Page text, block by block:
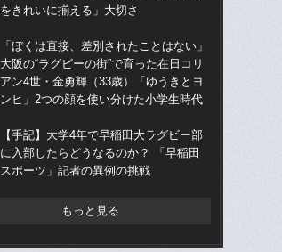
をきれいに揃える」大切さ
「ぼくは直接、差別されたことはない」
大阪の“ラグビーの街”で育った在日コリ
アン4世・金勇輝（33歳）「ゆうきとヨ
ンヒ」2つの顔を使い分けた小学生時代
【手記】大学4年で早稲田大ラグビー部
に入部したらどうなるのか？ 「早稲田
スポーツ」記者の異例の挑戦
もっと見る